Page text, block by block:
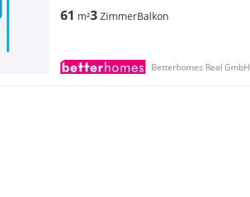
61 m²3 ZimmerBalkon
Betterhomes Real GmbH